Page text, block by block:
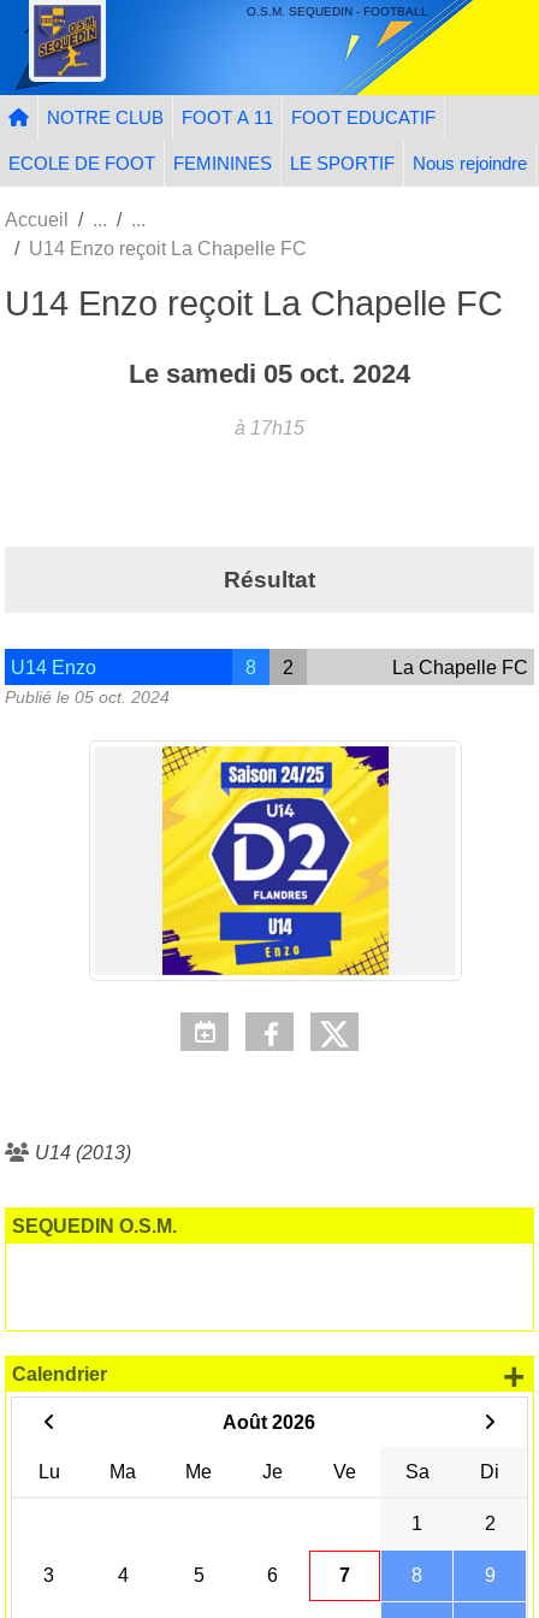
O.S.M. SEQUEDIN - FOOTBALL
NOTRE CLUB FOOT A 11 FOOT EDUCATIF
ECOLE DE FOOT FEMININES LE SPORTIF Nous rejoindre
Accueil
U14 Enzo reçoit La Chapelle FC
U14 Enzo reçoit La Chapelle FC
Le samedi 05 oct. 2024
à 17h15
Résultat
U14 Enzo 8 2 La Chapelle FC
Publié le 05 oct. 2024
U14 (2013)
SEQUEDIN O.S.M.
Calendrier
Août 2026
Lu Ma Me Je Ve Sa Di
1 2
3 4 5 6 7 8 9
+
Panneau de gestion des cookies